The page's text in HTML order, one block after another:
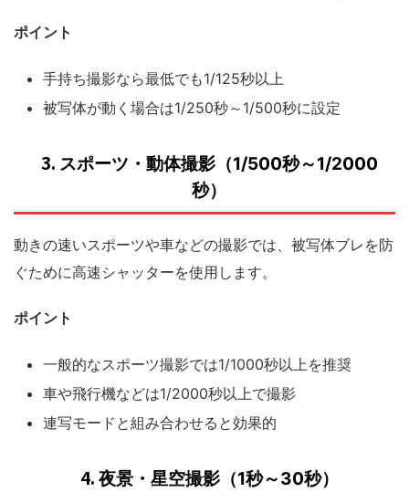
ポイント
手持ち撮影なら最低でも1/125秒以上
被写体が動く場合は1/250秒～1/500秒に設定
3. スポーツ・動体撮影（1/500秒～1/2000
秒）
動きの速いスポーツや車などの撮影では、被写体ブレを防
ぐために高速シャッターを使用します。
ポイント
一般的なスポーツ撮影では1/1000秒以上を推奨
車や飛行機などは1/2000秒以上で撮影
連写モードと組み合わせると効果的
4. 夜景・星空撮影（1秒～30秒）